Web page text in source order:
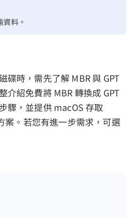
料。
碟時，需先了解 MBR 與 GPT
介紹免費將 MBR 轉換成 GPT
驟，並提供 macOS 存取
案。若您有進一步需求，可選